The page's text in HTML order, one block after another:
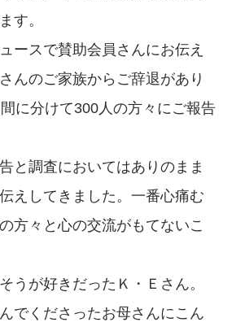
す。
ースで賛助会員さんにお伝え
んのご家族からご辞退があり
に分けて300人の方々にご報告
と調査においてはありのまま
えしてきました。一番心痛む
方々と心の交流がもてないこ
うが好きだったＫ・Ｅさん。
でくださったお母さんにこん